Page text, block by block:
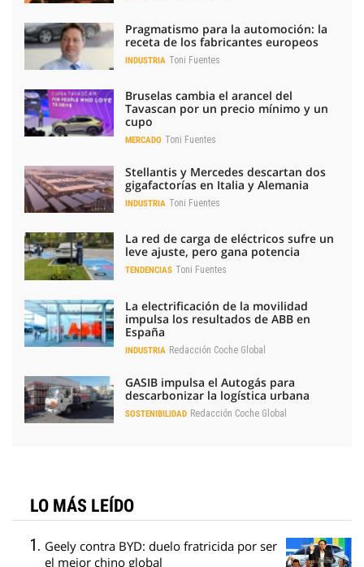
Pragmatismo para la automoción: la
receta de los fabricantes europeos
INDUSTRIA Toni Fuentes
Bruselas cambia el arancel del
Tavascan por un precio mínimo y un
cupo
MERCADO Toni Fuentes
Stellantis y Mercedes descartan dos
gigafactorías en Italia y Alemania
INDUSTRIA Toni Fuentes
La red de carga de eléctricos sufre un
leve ajuste, pero gana potencia
TENDENCIAS Toni Fuentes
La electrificación de la movilidad
impulsa los resultados de ABB en
España
INDUSTRIA Redacción Coche Global
GASIB impulsa el Autogás para
descarbonizar la logística urbana
SOSTENIBILIDAD Redacción Coche Global
LO MÁS LEÍDO
Geely contra BYD: duelo fratricida por ser
el mejor chino global